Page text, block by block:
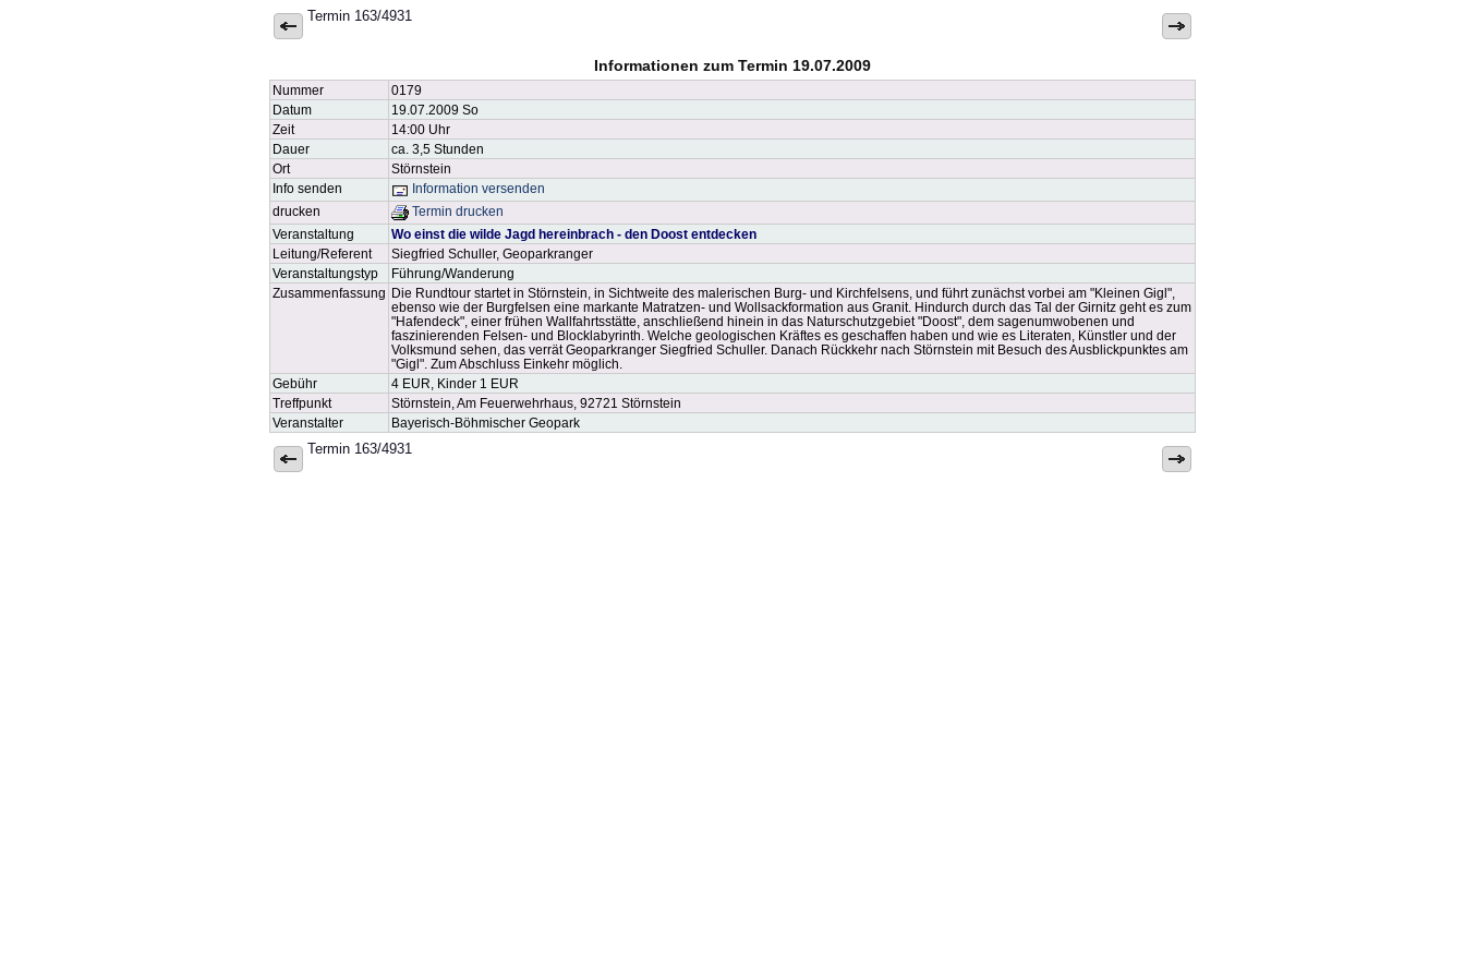
Termin 163/4931
Informationen zum Termin 19.07.2009
Nummer
0179
Datum
19.07.2009 So
Zeit
14:00 Uhr
Dauer
ca. 3,5 Stunden
Ort
Störnstein
Info senden
Information versenden
drucken
Termin drucken
Veranstaltung
Wo einst die wilde Jagd hereinbrach - den Doost entdecken
Leitung/Referent
Siegfried Schuller, Geoparkranger
Veranstaltungstyp
Führung/Wanderung
Zusammenfassung Die Rundtour startet in Störnstein, in Sichtweite des malerischen Burg- und Kirchfelsens, und führt zunächst vorbei am "Kleinen Gigl",
ebenso wie der Burgfelsen eine markante Matratzen- und Wollsackformation aus Granit. Hindurch durch das Tal der Girnitz geht es zum
"Hafendeck", einer frühen Wallfahrtsstätte, anschließend hinein in das Naturschutzgebiet "Doost", dem sagenumwobenen und
faszinierenden Felsen- und Blocklabyrinth. Welche geologischen Kräftes es geschaffen haben und wie es Literaten, Künstler und der
Volksmund sehen, das verrät Geoparkranger Siegfried Schuller. Danach Rückkehr nach Störnstein mit Besuch des Ausblickpunktes am
"Gigl". Zum Abschluss Einkehr möglich.
Gebühr
4 EUR, Kinder 1 EUR
Treffpunkt
Störnstein, Am Feuerwehrhaus, 92721 Störnstein
Veranstalter
Bayerisch-Böhmischer Geopark
Termin 163/4931